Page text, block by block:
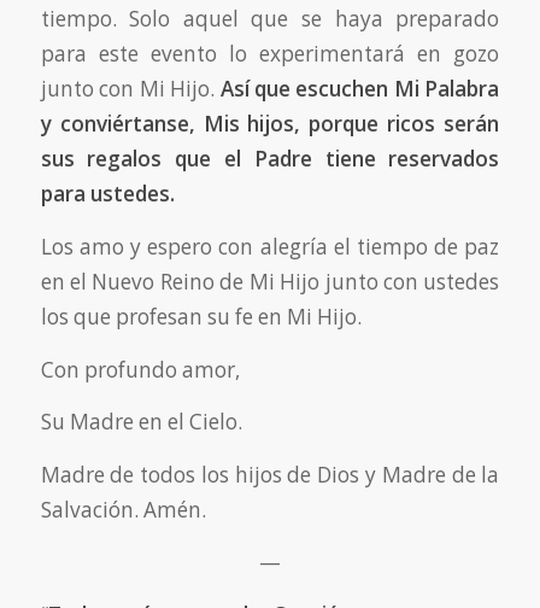
tiempo. Solo aquel que se haya preparado
para este evento lo experimentará en gozo
junto con Mi Hijo. Así que escuchen Mi Palabra
y conviértanse, Mis hijos, porque ricos serán
sus regalos que el Padre tiene reservados
para ustedes.
Los amo y espero con alegría el tiempo de paz
en el Nuevo Reino de Mi Hijo junto con ustedes
los que profesan su fe en Mi Hijo.
Con profundo amor,
Su Madre en el Cielo.
Madre de todos los hijos de Dios y Madre de la
Salvación. Amén.
—